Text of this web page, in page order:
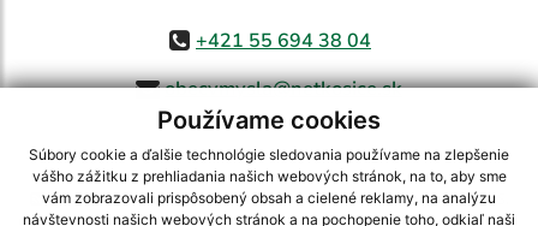
Používame cookies
Súbory cookie a ďalšie technológie sledovania používame na zlepšenie
vášho zážitku z prehliadania našich webových stránok, na to, aby sme
vám zobrazovali prispôsobený obsah a cielené reklamy, na analýzu
návštevnosti našich webových stránok a na pochopenie toho, odkiaľ naši
+421 55 694 38 04
obecvmysla@netkosice.sk
využite možnosť získavania aktuálnych informácií s využitím RSS
CMS systém (redakčný) systém ECHELON 2,Mapa stránok,web portál